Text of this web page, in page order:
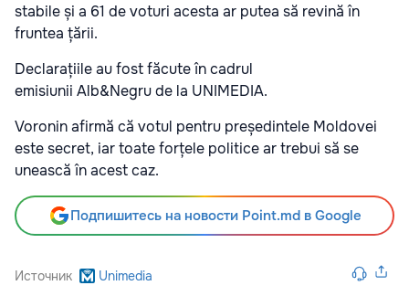
stabile și a 61 de voturi acesta ar putea să revină în
fruntea țării.
Declarațiile au fost făcute în cadrul
emisiunii Alb&Negru de la UNIMEDIA.
Voronin afirmă că votul pentru președintele Moldovei
este secret, iar toate forțele politice ar trebui să se
unească în acest caz.
Подпишитесь на новости Point.md в Google
Источник Unimedia